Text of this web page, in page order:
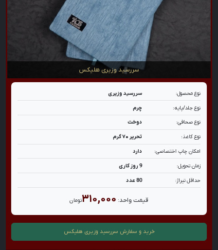
سررسید وزیری هلیکس
نوع محصول: سررسید وزیری
نوع جلد/پایه: چرم
نوع صحافی: دوخت
نوع کاغذ: تحریر ۷۰ گرم
امکان چاپ اختصاصی: دارد
زمان تحویل: 9 روز کاری
حداقل تیراژ: 80 عدد
قیمت واحد: ۳۱۰,۰۰۰تومان
خرید و سفارش سررسید وزیری هلیکس